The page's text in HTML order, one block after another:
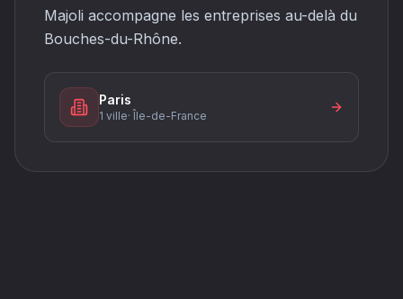
Majoli accompagne les entreprises au-delà du
Bouches-du-Rhône.
Paris
1 ville· Île-de-France